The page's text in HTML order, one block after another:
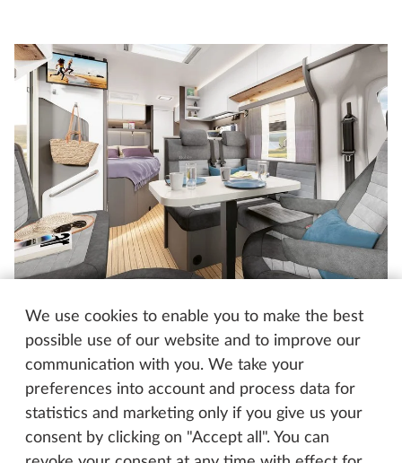
We use cookies to enable you to make the best
possible use of our website and to improve our
communication with you. We take your
preferences into account and process data for
statistics and marketing only if you give us your
consent by clicking on "Accept all". You can
Hobby PRESTIGE T 710 GE
Sammenligning dag-/natvisning
Vælg hvor stor en procentdel af det nederste billede der skal